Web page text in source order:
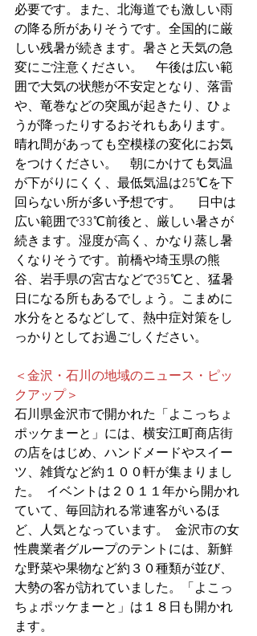
必要です。また、北海道でも激しい雨
の降る所がありそうです。全国的に厳
しい残暑が続きます。暑さと天気の急
変にご注意ください。　午後は広い範
囲で大気の状態が不安定となり、落雷
や、竜巻などの突風が起きたり、ひょ
うが降ったりするおそれもあります。
晴れ間があっても空模様の変化にお気
をつけください。　朝にかけても気温
が下がりにくく、最低気温は25℃を下
回らない所が多い予想です。 　日中は
広い範囲で33℃前後と、厳しい暑さが
続きます。湿度が高く、かなり蒸し暑
くなりそうです。前橋や埼玉県の熊
谷、岩手県の宮古などで35℃と、猛暑
日になる所もあるでしょう。こまめに
水分をとるなどして、熱中症対策をし
っかりとしてお過ごしください。
＜金沢・石川の地域のニュース・ピッ
クアップ＞
石川県金沢市で開かれた「よこっちょ
ポッケまーと」には、横安江町商店街
の店をはじめ、ハンドメードやスイー
ツ、雑貨など約１００軒が集まりまし
た。  イベントは２０１１年から開かれ
ていて、毎回訪れる常連客がいるほ
ど、人気となっています。  金沢市の女
性農業者グループのテントには、新鮮
な野菜や果物など約３０種類が並び、
大勢の客が訪れていました。「よこっ
ちょポッケまーと」は１８日も開かれ
ます。